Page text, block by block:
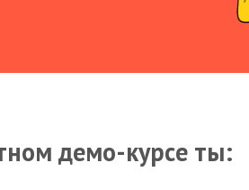
демо-курсе ты: